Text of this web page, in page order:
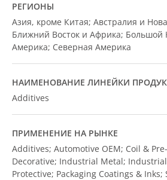
РЕГИОНЫ
Азия, кроме Китая; Австралия и
Ближний Восток и Африка; Большой
Америка; Северная Америка
НАИМЕНОВАНИЕ ЛИНЕЙКИ
Additives
ПРИМЕНЕНИЕ НА РЫНКЕ
Additives; Automotive OEM; Coil &
Decorative; Industrial Metal;
Protective; Packaging Coatings & Inks;